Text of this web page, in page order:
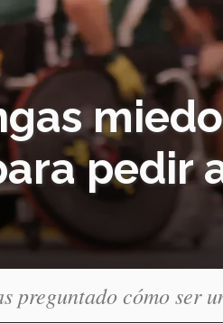
pedir
preguntado cómo ser